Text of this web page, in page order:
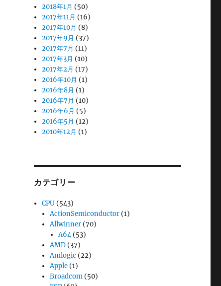
2018年1月 (50)
2017年11月 (16)
2017年10月 (8)
2017年9月 (37)
2017年7月 (11)
2017年3月 (10)
2017年2月 (17)
2016年10月 (1)
2016年8月 (1)
2016年7月 (10)
2016年6月 (5)
2016年5月 (12)
2010年12月 (1)
カテゴリー
CPU (543)
ActionSemiconductor (1)
Allwinner (70)
A64(53)
AMD (37)
Amlogic (22)
Apple (1)
Broadcom (50)